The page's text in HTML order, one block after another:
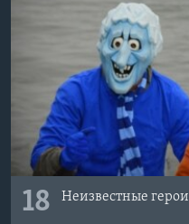
18 Неизвестные герои